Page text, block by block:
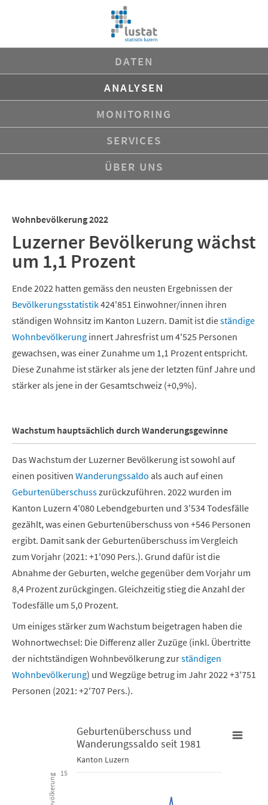
DATEN
ANALYSEN
MONITORING
SERVICES
ÜBER UNS
Wohnbevölkerung 2022
Luzerner Bevölkerung wächst
um 1,1 Prozent
Ende 2022 hatten gemäss den neusten Ergebnissen der
Bevölkerungsstatistik424'851 Einwohner/innen ihren
ständigen Wohnsitz im Kanton Luzern. Damit ist dieständige
Wohnbevölkerung innert Jahresfrist um 4'525 Personen
gewachsen, was einer Zunahme um 1,1 Prozent entspricht.
Diese Zunahme ist stärker als jene der letzten fünf Jahre und
stärker als jene in der Gesamtschweiz (+0,9%).
Wachstum hauptsächlich durch Wanderungsgewinne
Das Wachstum der Luzerner Bevölkerung ist sowohl auf
einen positiven Wanderungssaldo als auch auf einen
Geburtenüberschusszurückzuführen. 2022 wurden im
Kanton Luzern 4'080 Lebendgeburten und 3'534 Todesfälle
gezählt, was einen Geburtenüberschuss von +546 Personen
ergibt. Damit sank der Geburtenüberschuss im Vergleich
zum Vorjahr (2021: +1'090 Pers.). Grund dafür ist die
Abnahme der Geburten, welche gegenüber dem Vorjahr um
8,4 Prozent zurückgingen. Gleichzeitig stieg die Anzahl der
Todesfälle um 5,0 Prozent.
Um einiges stärker zum Wachstum beigetragen haben die
Wohnortwechsel: Die Differenz aller Zuzüge (inkl. Übertritte
der nichtständigen Wohnbevölkerung zurständigen
Wohnbevölkerung) und Wegzüge betrug im Jahr 2022 +3'751
Personen (2021: +2'707 Pers.).
Geburtenüberschuss und Wanderungssaldo seit 1981
Line chart with 2 lines.
Kanton Luzern
Geburtenüberschuss und
Wanderungssaldo seit 1981
Kanton Luzern
15